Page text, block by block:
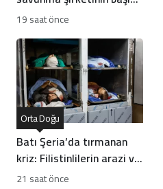
geçti
19 saat önce
Batı Şeria’da tırmanan
kriz: Filistinlilerin arazi ve
mülklerine baskı artıyor
Orta Doğu
21 saat önce